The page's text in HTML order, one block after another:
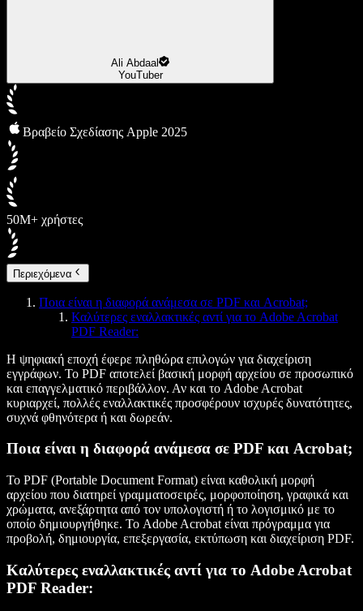
Ali Abdaal
YouTuber
Βραβείο Σχεδίασης Apple 2025
50M+ χρήστες
Περιεχόμενα
Ποια είναι η διαφορά ανάμεσα σε PDF και Acrobat;
Καλύτερες εναλλακτικές αντί για το Adobe Acrobat
PDF Reader:
Η ψηφιακή εποχή έφερε πληθώρα επιλογών για διαχείριση
εγγράφων. Το PDF αποτελεί βασική μορφή αρχείου σε προσωπικό
και επαγγελματικό περιβάλλον. Αν και το Adobe Acrobat
κυριαρχεί, πολλές εναλλακτικές προσφέρουν ισχυρές δυνατότητες,
συχνά φθηνότερα ή και δωρεάν.
Ποια είναι η διαφορά ανάμεσα σε PDF και Acrobat;
Το PDF (Portable Document Format) είναι καθολική μορφή
αρχείου που διατηρεί γραμματοσειρές, μορφοποίηση, γραφικά και
χρώματα, ανεξάρτητα από τον υπολογιστή ή το λογισμικό με το
οποίο δημιουργήθηκε. Το Adobe Acrobat είναι πρόγραμμα για
προβολή, δημιουργία, επεξεργασία, εκτύπωση και διαχείριση PDF.
Καλύτερες εναλλακτικές αντί για το Adobe Acrobat
PDF Reader: